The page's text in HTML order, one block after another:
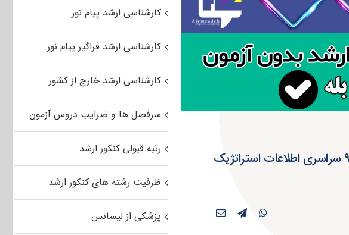
دانلود دفترچه سوالات آزمون کارشناسی ارشد ۹۵ سراسری اطلاعات استراتژیک
کارشناسی ارشد پیام نور
کارشناسی ارشد فراگیر پیام نور
کارشناسی ارشد خارج از کشور
سرفصل ها و ضرایب دروس آزمون
رتبه قبولی کنکور ارشد
ظرفیت رشته های کنکور ارشد
پزشکی از لیسانس